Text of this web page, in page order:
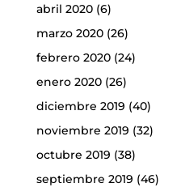
abril 2020(6)
marzo 2020(26)
febrero 2020(24)
enero 2020(26)
diciembre 2019 (40)
noviembre 2019 (32)
octubre 2019 (38)
septiembre 2019 (46)